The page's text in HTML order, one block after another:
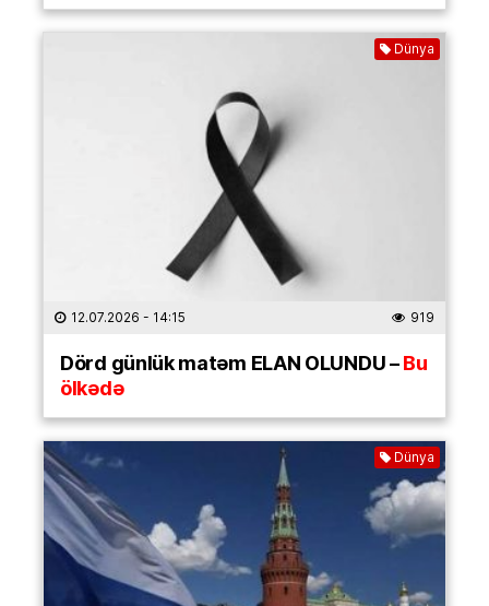
Dünya
12.07.2026 - 14:15 919
Dörd günlük matəm ELAN OLUNDU –Bu
ölkədə
Dünya